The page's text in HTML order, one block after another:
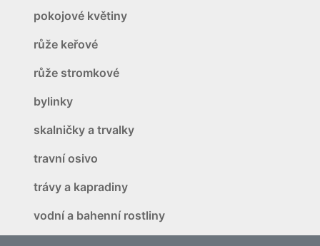
pokojové květiny
růže keřové
růže stromkové
bylinky
skalničky a trvalky
travní osivo
trávy a kapradiny
vodní a bahenní rostliny